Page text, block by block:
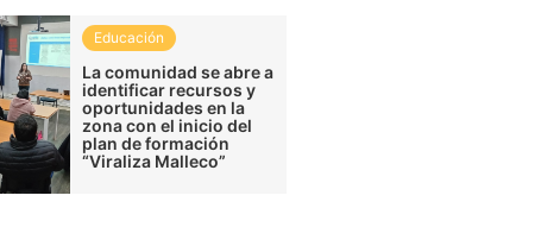
Educación
La comunidad se abre a
identificar recursos y
oportunidades en la
zona con el inicio del
plan de formación
“Viraliza Malleco”